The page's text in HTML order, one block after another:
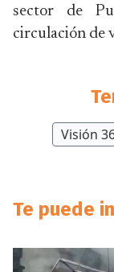
sector de
circulación de
Visión
Te puede